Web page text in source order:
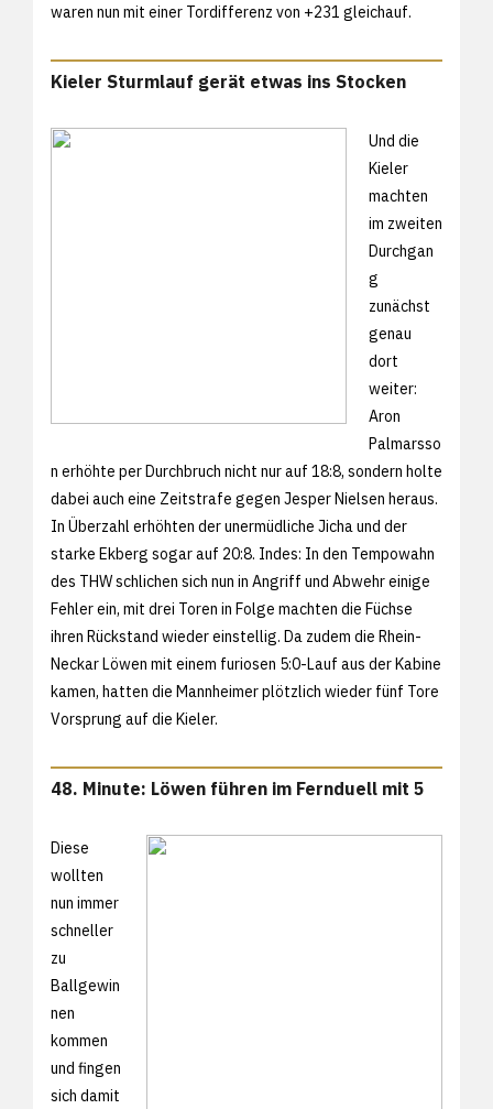
waren nun mit einer Tordifferenz von +231 gleichauf.
Kieler Sturmlauf gerät etwas ins Stocken
Und die
Kieler
machten
im zweiten
Durchgan
g
zunächst
genau
dort
weiter:
Aron
Palmarsso
n erhöhte per Durchbruch nicht nur auf 18:8, sondern holte
dabei auch eine Zeitstrafe gegen Jesper Nielsen heraus.
In Überzahl erhöhten der unermüdliche Jicha und der
starke Ekberg sogar auf 20:8. Indes: In den Tempowahn
des THW schlichen sich nun in Angriff und Abwehr einige
Fehler ein, mit drei Toren in Folge machten die Füchse
ihren Rückstand wieder einstellig. Da zudem die Rhein-
Neckar Löwen mit einem furiosen 5:0-Lauf aus der Kabine
kamen, hatten die Mannheimer plötzlich wieder fünf Tore
Vorsprung auf die Kieler.
48. Minute: Löwen führen im Fernduell mit 5
Diese
wollten
nun immer
schneller
zu
Ballgewin
nen
kommen
und fingen
sich damit